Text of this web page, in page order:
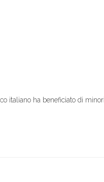
italiano ha beneficiato di